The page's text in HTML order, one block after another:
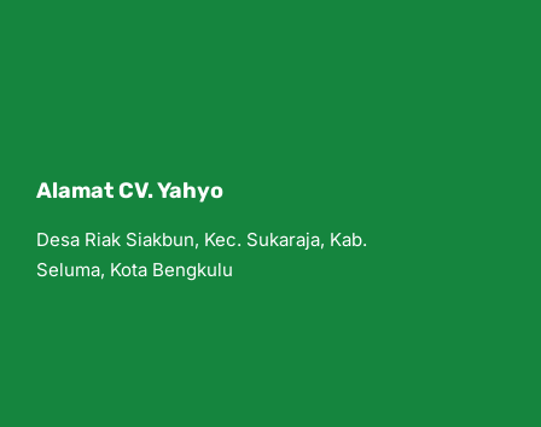
Alamat CV. Yahyo
Desa Riak Siakbun, Kec. Sukaraja, Kab.
Seluma, Kota Bengkulu